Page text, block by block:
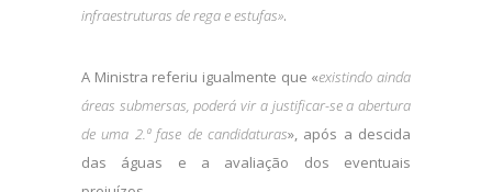
infraestruturas de rega e estufas».
A Ministra referiu igualmente que «existindo ainda
áreas submersas, poderá vir a justificar-se a abertura
de uma 2.ª fase de candidaturas», após a descida
das águas e a avaliação dos eventuais